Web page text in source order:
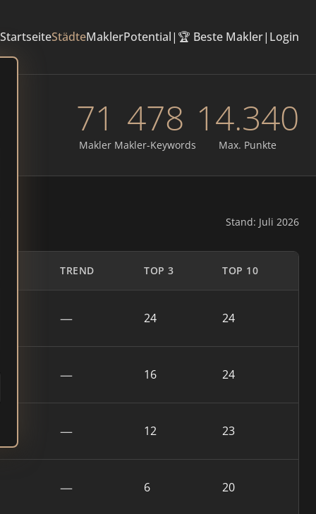
StartseiteStädteMaklerPotential| 🏆 Beste Makler| Login
71
Makler
478
Makler-Keywords
14.340
Max. Punkte
Stand: Juli 2026
TREND TOP 3 TOP 10
— 24 24
— 16 24
— 12 23
— 6 20